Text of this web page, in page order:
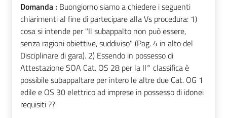
Domanda : Buongiorno siamo a chiedere i seguenti
chiarimenti al fine di partecipare alla Vs procedura: 1)
cosa si intende per "Il subappalto non può essere,
senza ragioni obiettive, suddiviso" (Pag. 4 in alto del
Disciplinare di gara). 2) Essendo in possesso di
Attestazione SOA Cat. OS 28 per la II° classifica è
possibile subappaltare per intero le altre due Cat. OG 1
edile e OS 30 elettrico ad imprese in possesso di idonei
requisiti ??